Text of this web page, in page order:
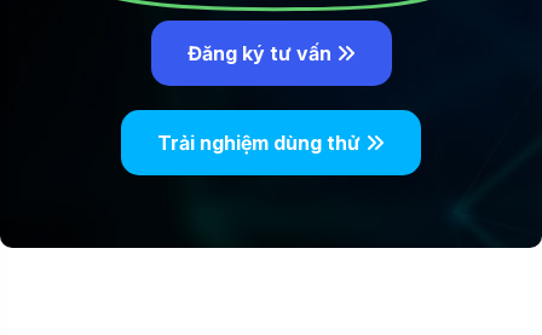
Đăng ký tư vấn
Trải nghiệm dùng thử